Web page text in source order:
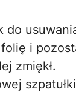
do
i
zmiękł.